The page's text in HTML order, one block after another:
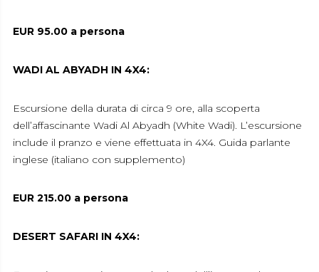
EUR 95.00 a persona
WADI AL ABYADH IN 4X4:
Escursione della durata di circa 9 ore, alla scoperta
dell’affascinante Wadi Al Abyadh (White Wadi). L’escursione
include il pranzo e viene effettuata in 4X4. Guida parlante
inglese (italiano con supplemento)
EUR 215.00 a persona
DESERT SAFARI IN 4X4: